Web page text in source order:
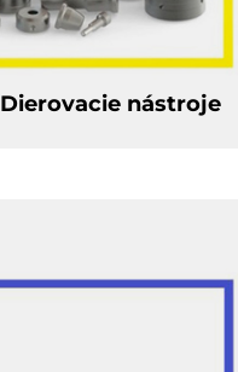
Dierovacie nástroje